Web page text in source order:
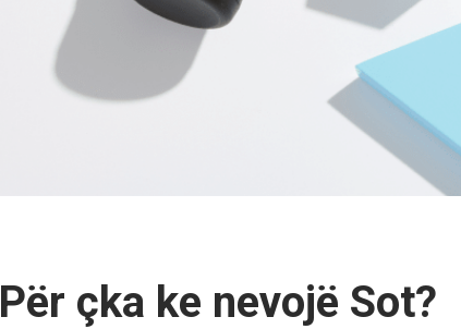
Për çka ke nevojë Sot?